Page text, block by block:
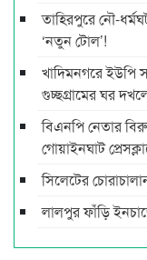
তাহিরপুরে নৌ-
‘নতুন টোল’!
খাদিমনগরে ইউপি
গুচ্ছগ্রামের ঘর
বিএনপি নেতার
গোয়াইনঘাট
সিলেটের
লালপুর ফাঁড়ি